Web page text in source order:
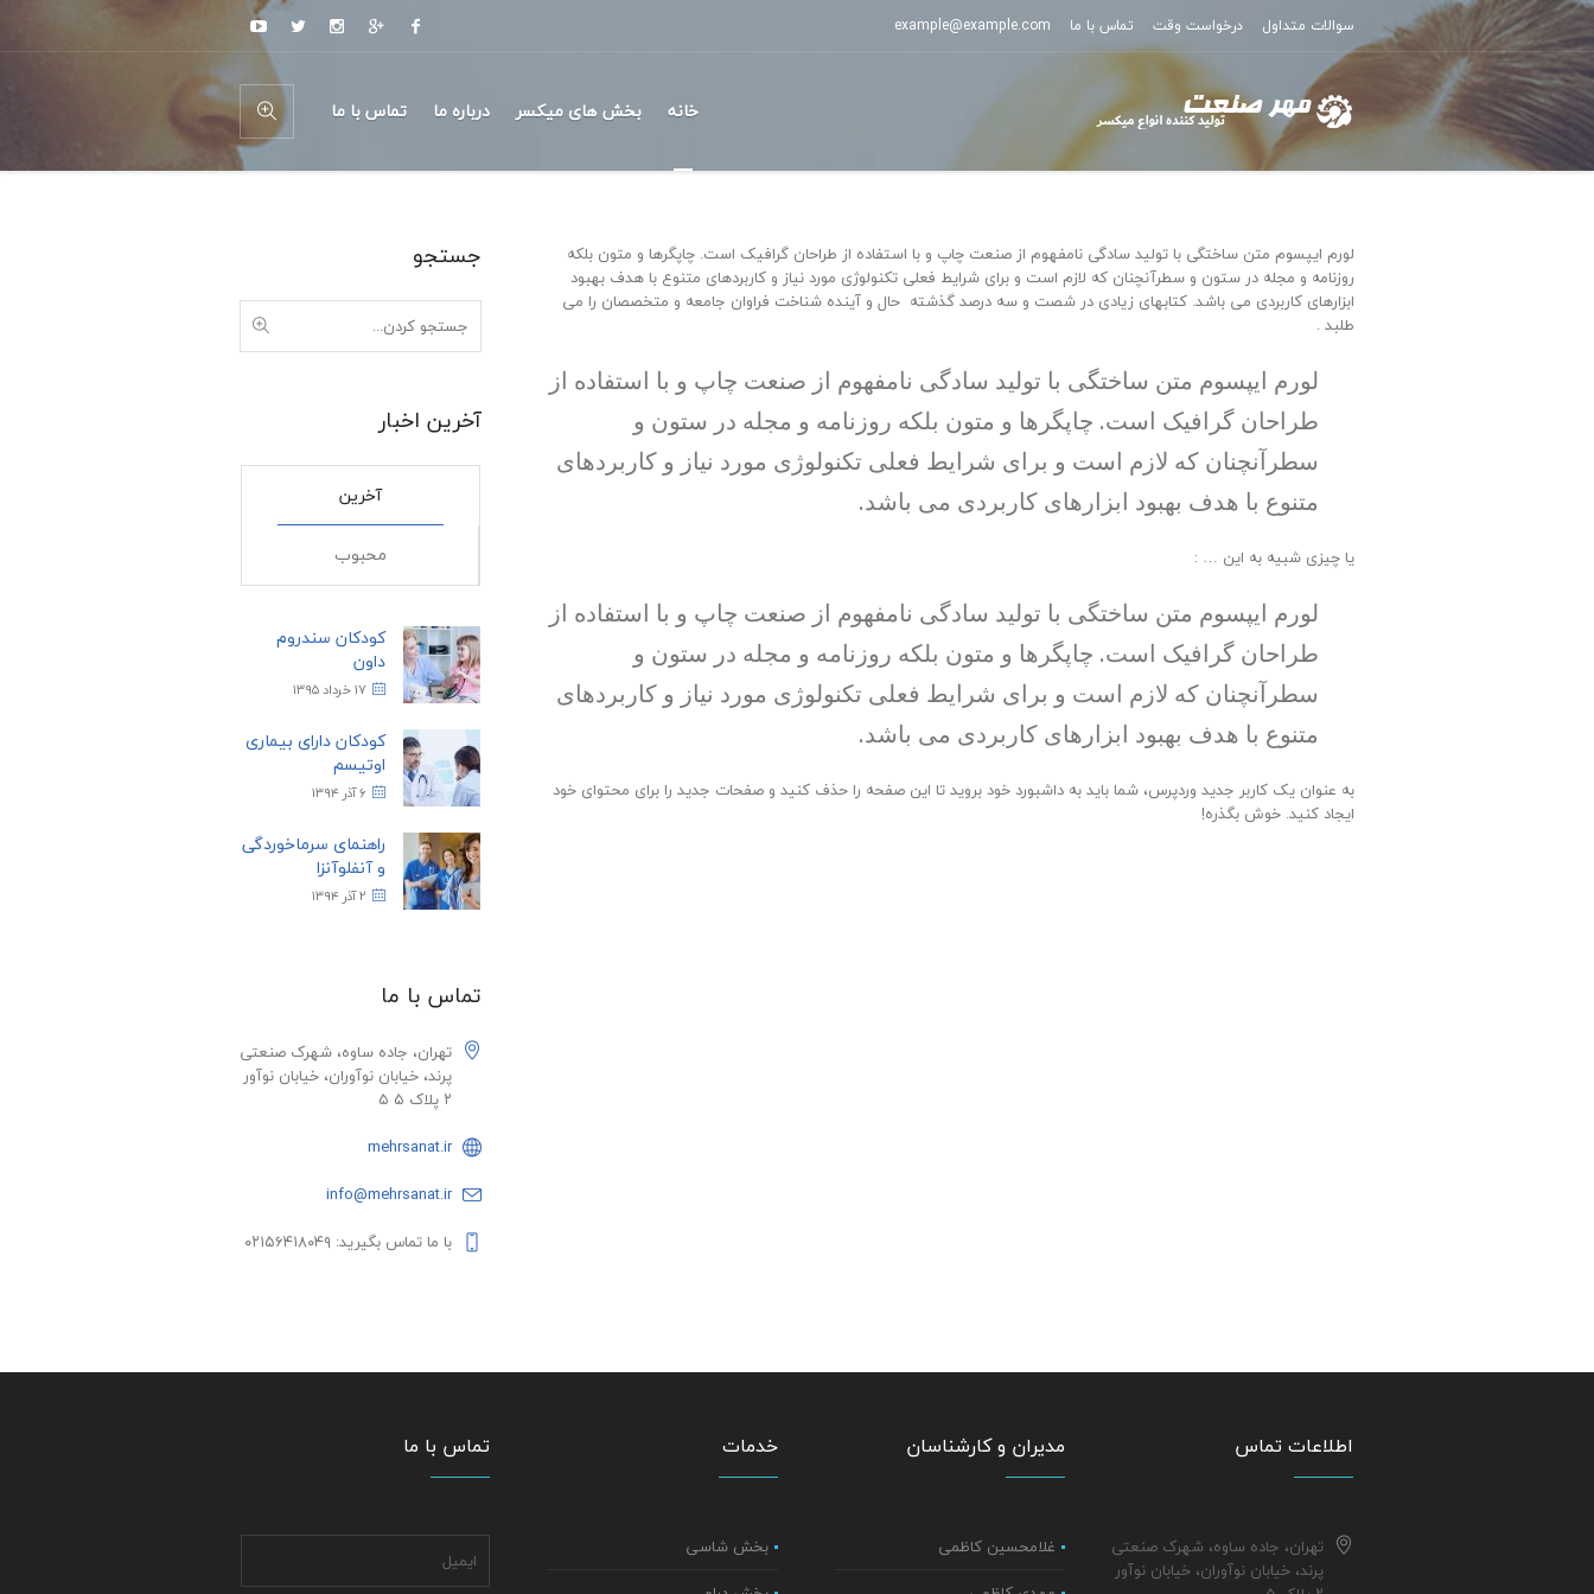
سوالات متداول درخواست وقت تماس با ما example@example.com
خانه بخش های میکسر درباره ما تماس با ما
لورم ایپسوم متن ساختگی با تولید سادگی نامفهوم از صنعت چاپ و با استفاده از طراحان گرافیک است. چاپگرها و متون بلکه
روزنامه و مجله در ستون و سطرآنچنان که لازم است و برای شرایط فعلی تکنولوژی مورد نیاز و کاربردهای متنوع با هدف بهبود
ابزارهای کاربردی می باشد. کتابهای زیادی در شصت و سه درصد گذشته حال و آینده شناخت فراوان جامعه و متخصصان را می
طلبد .
لورم ایپسوم متن ساختگی با تولید سادگی نامفهوم از صنعت چاپ و با استفاده از
طراحان گرافیک است. چاپگرها و متون بلکه روزنامه و مجله در ستون و
سطرآنچنان که لازم است و برای شرایط فعلی تکنولوژی مورد نیاز و کاربردهای
متنوع با هدف بهبود ابزارهای کاربردی می باشد.
یا چیزی شبیه به این … :
لورم ایپسوم متن ساختگی با تولید سادگی نامفهوم از صنعت چاپ و با استفاده از
طراحان گرافیک است. چاپگرها و متون بلکه روزنامه و مجله در ستون و
سطرآنچنان که لازم است و برای شرایط فعلی تکنولوژی مورد نیاز و کاربردهای
متنوع با هدف بهبود ابزارهای کاربردی می باشد.
به عنوان یک کاربر جدید وردپرس، شما باید به داشبورد خود بروید تا این صفحه را حذف کنید و صفحات جدید را برای محتوای خود
ایجاد کنید. خوش بگذره!
جستجو
آخرین اخبار
آخرین
محبوب
کودکان سندروم
داون
۱۷ خرداد ۱۳۹۵
کودکان دارای بیماری
اوتیسم
۶ آذر ۱۳۹۴
راهنمای سرماخوردگی
و آنفلوآنزا
۲ آذر ۱۳۹۴
تماس با ما
تهران، جاده ساوه، شهرک صنعتی
پرند، خیابان نوآوران، خیابان نوآور
۲ پلاک ۵ ۵
mehrsanat.ir
info@mehrsanat.ir
با ما تماس بگیرید: ۰۲۱۵۶۴۱۸۰۴۹
اطلاعات تماس
تهران، جاده ساوه، شهرک صنعتی
پرند، خیابان نوآوران، خیابان نوآور
مدیران و کارشناسان
غلامحسین کاظمی
خدمات
بخش شاسی
تماس با ما